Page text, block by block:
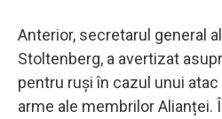
Anterior, secretarul general
Stoltenberg, a avertizat
pentru ruși în cazul unui
arme ale membrilor Alianței.